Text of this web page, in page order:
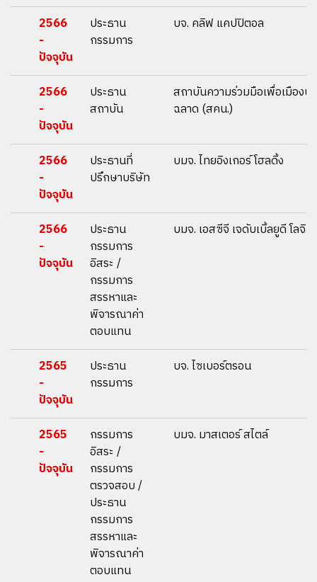
2566
-
ปัจจุบัน
ประธาน
กรรมการ
บจ. คลิฟ แคปปิตอล
2566
-
ปัจจุบัน
ประธาน
สถาบัน
สถาบันความร่วมมือเพื่อเมืองน่
ฉลาด (สคน.)
2566
-
ปัจจุบัน
ประธานที่
ปรึกษาบริษัท
บมจ. ไทยอิงเกอร์ โฮลดิ้ง
2566
-
ปัจจุบัน
ประธาน
กรรมการ
อิสระ /
กรรมการ
สรรหาและ
พิจารณาค่า
ตอบแทน
บมจ. เอสซีจี เจดับเบิ้ลยูดี โลจิ
2565
-
ปัจจุบัน
ประธาน
กรรมการ
บจ. ไซเบอร์ตรอน
2565
-
ปัจจุบัน
กรรมการ
อิสระ /
กรรมการ
ตรวจสอบ /
ประธาน
กรรมการ
สรรหาและ
พิจารณาค่า
ตอบแทน
บมจ. มาสเตอร์ สไตล์